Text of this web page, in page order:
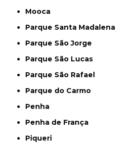
Mooca
Parque Santa Madalena
Parque São Jorge
Parque São Lucas
Parque São Rafael
Parque do Carmo
Penha
Penha de França
Piqueri